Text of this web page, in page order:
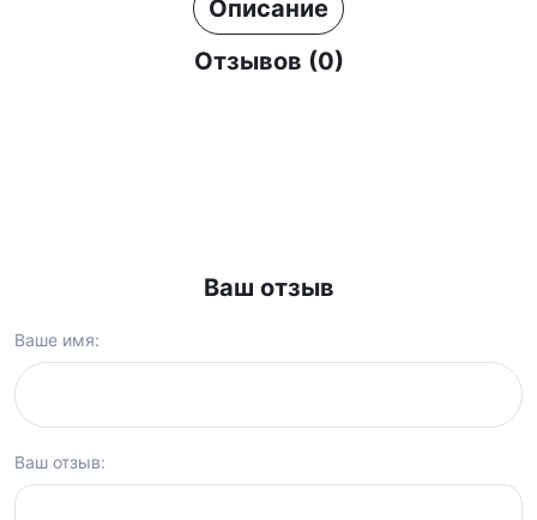
Описание
Отзывов (0)
Ваш отзыв
Ваше имя:
Ваш отзыв: